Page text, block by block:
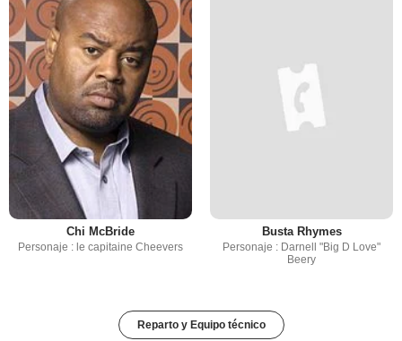
Chi McBride
Personaje : le capitaine Cheevers
Busta Rhymes
Personaje : Darnell "Big D Love"
Beery
Reparto y Equipo técnico